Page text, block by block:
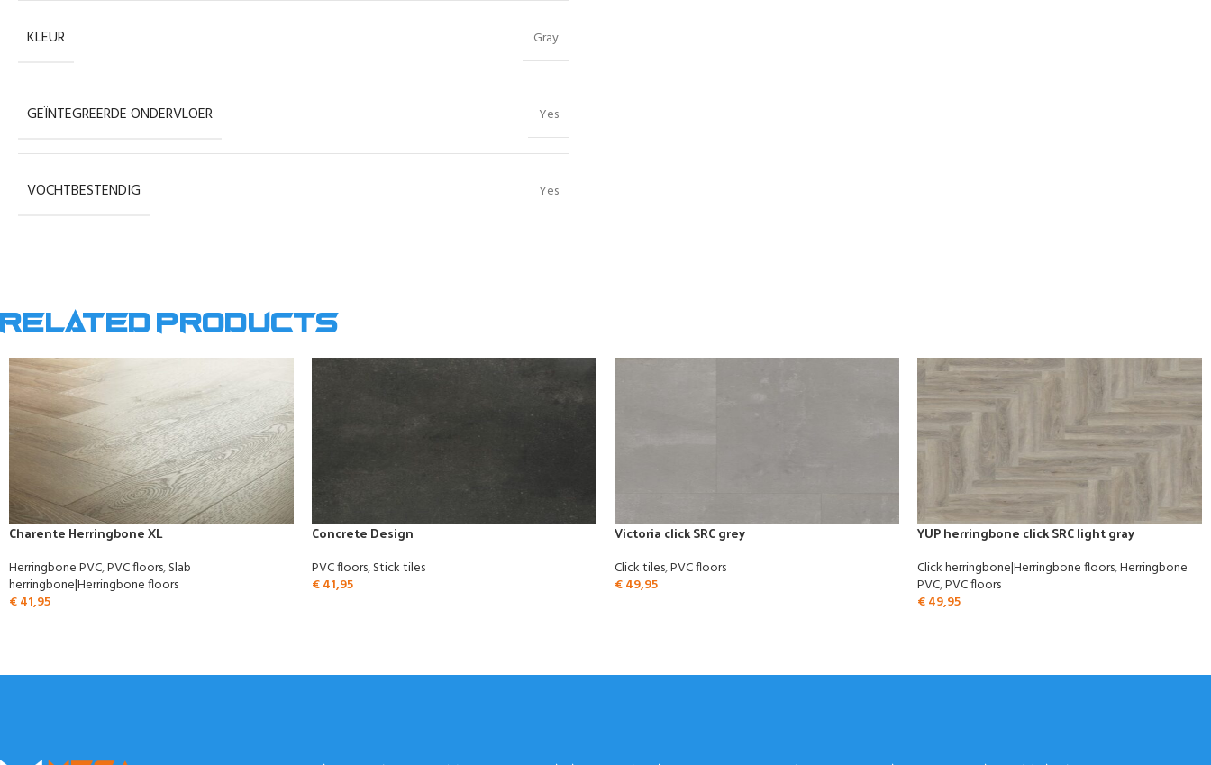
KLEUR Gray
GEÏNTEGREERDE ONDERVLOER Yes
VOCHTBESTENDIG Yes
Related products
Charente Herringbone XL
Herringbone PVC,PVC floors,Slab
herringbone|Herringbone floors
€41,95
Concrete Design
PVC floors,Stick tiles
€41,95
Victoria click SRC grey
Click tiles,PVC floors
€49,95
YUP herringbone click SRC light gray
Click herringbone|Herringbone floors,Herringbone
PVC,PVC floors
€49,95